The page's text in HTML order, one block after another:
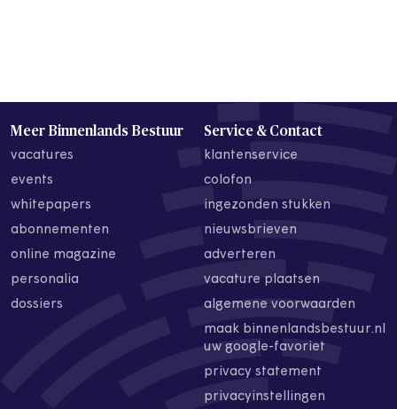
Meer Binnenlands Bestuur
vacatures
events
whitepapers
abonnementen
online magazine
personalia
dossiers
Service & Contact
klantenservice
colofon
ingezonden stukken
nieuwsbrieven
adverteren
vacature plaatsen
algemene voorwaarden
maak binnenlandsbestuur.nl
uw google-favoriet
privacy statement
privacyinstellingen